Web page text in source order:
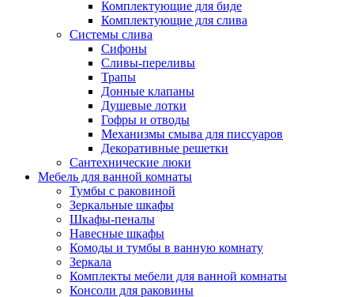
Комплектующие для биде
Комплектующие для слива
Системы слива
Сифоны
Сливы-переливы
Трапы
Донные клапаны
Душевые лотки
Гофры и отводы
Механизмы смыва для писсуаров
Декоративные решетки
Сантехнические люки
Мебель для ванной комнаты
Тумбы с раковиной
Зеркальные шкафы
Шкафы-пеналы
Навесные шкафы
Комоды и тумбы в ванную комнату
Зеркала
Комплекты мебели для ванной комнаты
Консоли для раковины